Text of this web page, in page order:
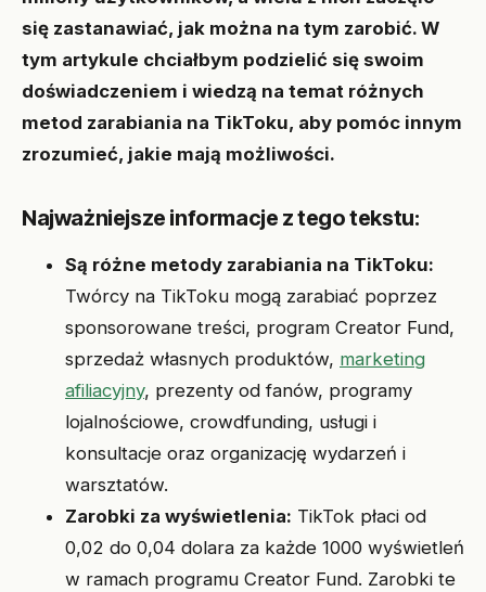
się zastanawiać, jak można na tym zarobić. W
tym artykule chciałbym podzielić się swoim
doświadczeniem i wiedzą na temat różnych
metod zarabiania na TikToku, aby pomóc innym
zrozumieć, jakie mają możliwości.
Najważniejsze informacje z tego tekstu:
Są różne metody zarabiania na TikToku:
Twórcy na TikToku mogą zarabiać poprzez
sponsorowane treści, program Creator Fund,
sprzedaż własnych produktów, marketing
afiliacyjny, prezenty od fanów, programy
lojalnościowe, crowdfunding, usługi i
konsultacje oraz organizację wydarzeń i
warsztatów.
Zarobki za wyświetlenia: TikTok płaci od
0,02 do 0,04 dolara za każde 1000 wyświetleń
w ramach programu Creator Fund. Zarobki te